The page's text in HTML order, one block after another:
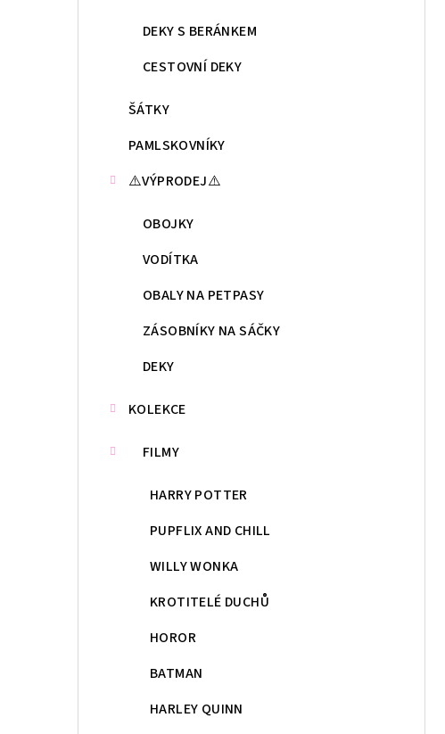
DEKY S BERÁNKEM
CESTOVNÍ DEKY
ŠÁTKY
PAMLSKOVNÍKY
⚠️VÝPRODEJ⚠️
OBOJKY
VODÍTKA
OBALY NA PETPASY
ZÁSOBNÍKY NA SÁČKY
DEKY
KOLEKCE
FILMY
HARRY POTTER
PUPFLIX AND CHILL
WILLY WONKA
KROTITELÉ DUCHŮ
HOROR
BATMAN
HARLEY QUINN